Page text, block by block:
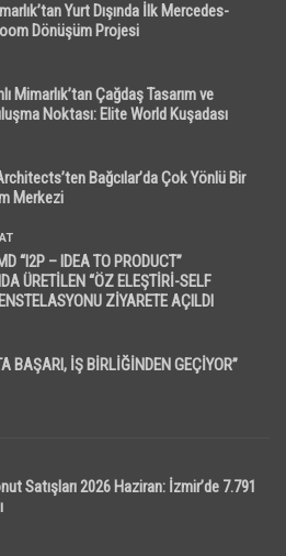
Yurt Dışında İlk Mercedes-
Dönüşüm Projesi
Mimarlık’tan Çağdaş Tasarım ve
Noktası: Elite World Kuşadası
Bağcılar’da Çok Yönlü Bir
Merkezi
“I2P – IDEA TO PRODUCT”
ÜRETİLEN “ÖZ ELEŞTİRİ-SELF
ZİYARETE AÇILDI
BAŞARI, İŞ BİRLİĞİNDEN GEÇİYOR”
Satışları 2026 Haziran: İzmir’de 7.791